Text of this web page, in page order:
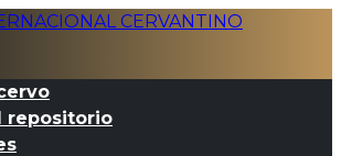
repositorio